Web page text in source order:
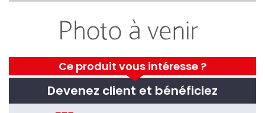
Ce produit vous intéresse ?
Devenez client et bénéficiez